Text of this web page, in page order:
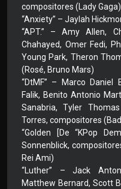
compositores (Lady Gaga)
“Anxiety” – Jaylah
“APT.” – Amy Allen,
Chahayed, Omer Fedi,
Young Park, Theron
(Rosé, Bruno Mars)
“DtMF” – Marco Daniel
Falik, Benito Antonio
Sanabria, Tyler
Torres, compositores
“Golden [De “KPop
Sonnenblick,
Rei Ami)
“Luther” – Jack
Matthew Bernard, Scott